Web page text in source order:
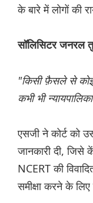
के बारे में लोगों की
सॉलिसिटर जनरल
"किसी फ़ैसले से कोई
कभी भी
एसजी ने कोर्ट को
जानकारी दी, जिसे
NCERT की
समीक्षा करने के